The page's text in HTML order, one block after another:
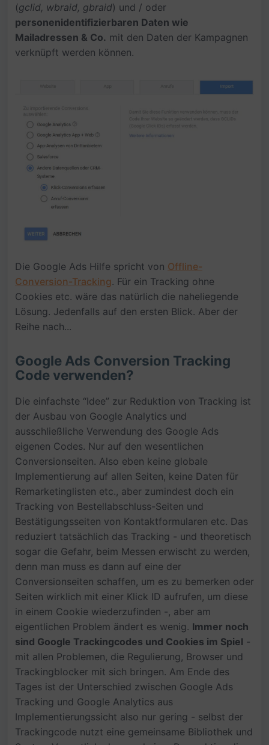
(gclid, wbraid, gbraid) und / oder
personenidentifizierbaren Daten wie
Mailadressen & Co. mit den Daten der Kampagnen
verknüpft werden können.
Die Google Ads Hilfe spricht von Offline-
Conversion-Tracking. Für ein Tracking ohne
Cookies etc. wäre das natürlich die naheliegende
Lösung. Jedenfalls auf den ersten Blick. Aber der
Reihe nach...
Google Ads Conversion Tracking
Code verwenden?
Die einfachste “Idee” zur Reduktion von Tracking ist
der Ausbau von Google Analytics und
ausschließliche Verwendung des Google Ads
eigenen Codes. Nur auf den wesentlichen
Conversionseiten. Also eben keine globale
Implementierung auf allen Seiten, keine Daten für
Remarketinglisten etc., aber zumindest doch ein
Tracking von Bestellabschluss-Seiten und
Bestätigungsseiten von Kontaktformularen etc. Das
reduziert tatsächlich das Tracking - und theoretisch
sogar die Gefahr, beim Messen erwischt zu werden,
denn man muss es dann auf eine der
Conversionseiten schaffen, um es zu bemerken oder
Seiten wirklich mit einer Klick ID aufrufen, um diese
in einem Cookie wiederzufinden -, aber am
eigentlichen Problem ändert es wenig. Immer noch
sind Google Trackingcodes und Cookies im Spiel -
mit allen Problemen, die Regulierung, Browser und
Trackingblocker mit sich bringen. Am Ende des
Tages ist der Unterschied zwischen Google Ads
Tracking und Google Analytics aus
Implementierungssicht also nur gering - selbst der
Trackingcode nutzt eine gemeinsame Bibliothek und